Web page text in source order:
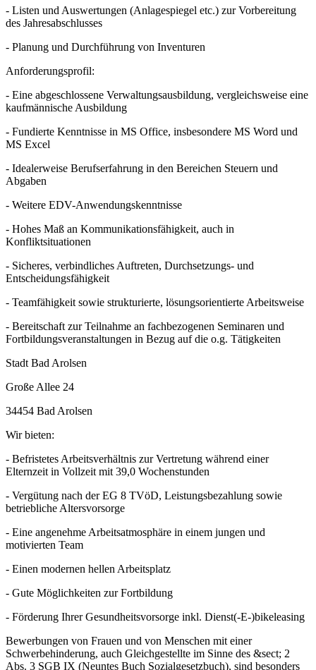
- Listen und Auswertungen (Anlagespiegel etc.) zur Vorbereitung
des Jahresabschlusses
- Planung und Durchführung von Inventuren
Anforderungsprofil:
- Eine abgeschlossene Verwaltungsausbildung, vergleichsweise eine
kaufmännische Ausbildung
- Fundierte Kenntnisse in MS Office, insbesondere MS Word und
MS Excel
- Idealerweise Berufserfahrung in den Bereichen Steuern und
Abgaben
- Weitere EDV-Anwendungskenntnisse
- Hohes Maß an Kommunikationsfähigkeit, auch in
Konfliktsituationen
- Sicheres, verbindliches Auftreten, Durchsetzungs- und
Entscheidungsfähigkeit
- Teamfähigkeit sowie strukturierte, lösungsorientierte Arbeitsweise
- Bereitschaft zur Teilnahme an fachbezogenen Seminaren und
Fortbildungsveranstaltungen in Bezug auf die o.g. Tätigkeiten
Stadt Bad Arolsen
Große Allee 24
34454 Bad Arolsen
Wir bieten:
- Befristetes Arbeitsverhältnis zur Vertretung während einer
Elternzeit in Vollzeit mit 39,0 Wochenstunden
- Vergütung nach der EG 8 TVöD, Leistungsbezahlung sowie
betriebliche Altersvorsorge
- Eine angenehme Arbeitsatmosphäre in einem jungen und
motivierten Team
- Einen modernen hellen Arbeitsplatz
- Gute Möglichkeiten zur Fortbildung
- Förderung Ihrer Gesundheitsvorsorge inkl. Dienst(-E-)bikeleasing
Bewerbungen von Frauen und von Menschen mit einer
Schwerbehinderung, auch Gleichgestellte im Sinne des &sect; 2
Abs. 3 SGB IX (Neuntes Buch Sozialgesetzbuch), sind besonders